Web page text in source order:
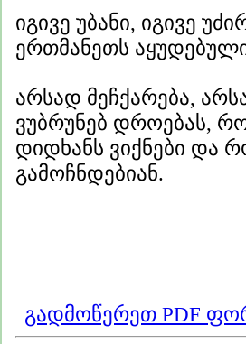
იგივე უბანი, იგივე
ერთმანეთს აყუდებული
არსად მეჩქარება,
ვუბრუნებ დროებას,
დიდხანს ვიქნები და
გამოჩნდებიან.
გადმოწერეთ PDF